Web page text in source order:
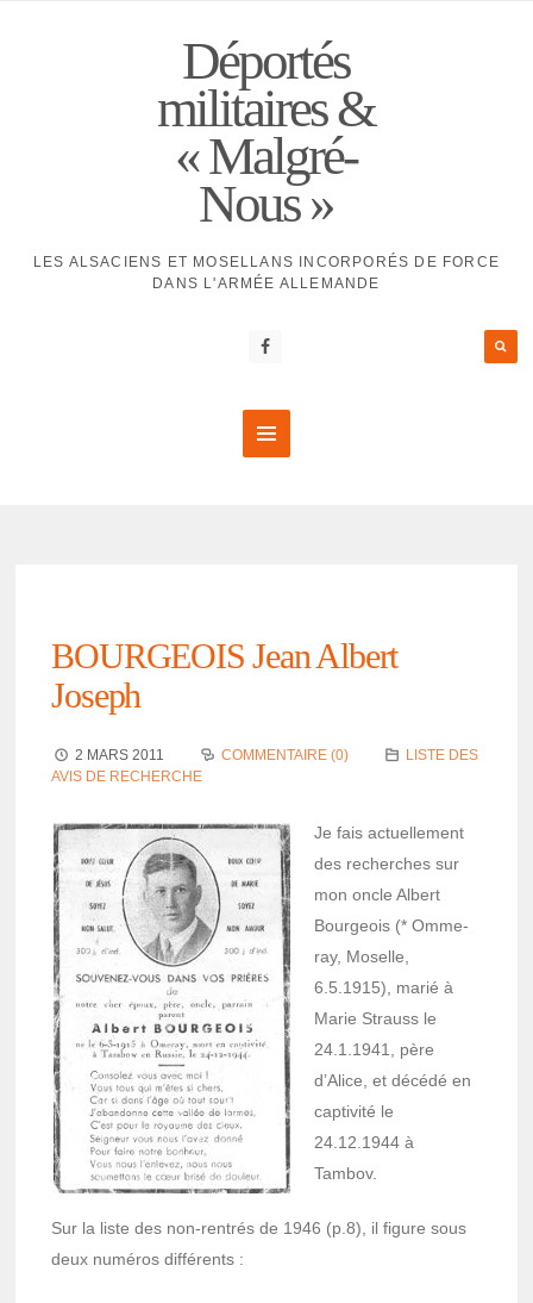
Déportés
militaires &
« Malgré-
Nous »
LES ALSACIENS ET MOSELLANS INCORPORÉS DE FORCE
DANS L'ARMÉE ALLEMANDE
BOURGEOIS Jean Albert
Joseph
2 MARS 2011 COMMENTAIRE (0)
LISTE DES
AVIS DE RECHERCHE
Je fais actuel­le­ment
des recherches sur
mon oncle Albert
Bour­geois (* Omme­
ray, Moselle,
6.5.1915), marié à
Marie Strauss le
24.1.1941, père
d’Alice, et décédé en
capti­vité le
24.12.1944 à
Tambov.
Sur la liste des non-rentrés de 1946 (p.8), il figure sous
deux numé­ros diffé­rents :